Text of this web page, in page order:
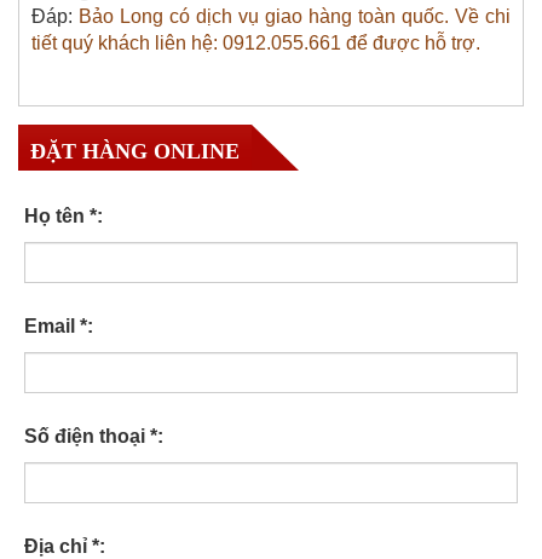
Đáp: Bảo Long có dịch vụ giao hàng toàn quốc. Về chi
tiết quý khách liên hệ: 0912.055.661 để được hỗ trợ.
ĐẶT HÀNG ONLINE
Họ tên *:
Email *:
Số điện thoại *:
Địa chỉ *: